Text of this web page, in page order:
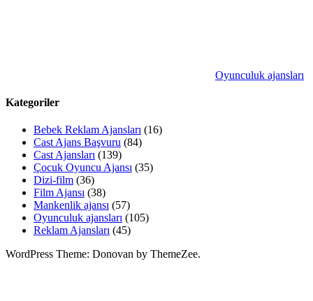
Oyunculuk ajansları
Kategoriler
Bebek Reklam Ajansları (16)
Cast Ajans Başvuru (84)
Cast Ajansları (139)
Çocuk Oyuncu Ajansı (35)
Dizi-film (36)
Film Ajansı (38)
Mankenlik ajansı (57)
Oyunculuk ajansları (105)
Reklam Ajansları (45)
WordPress Theme: Donovan by ThemeZee.